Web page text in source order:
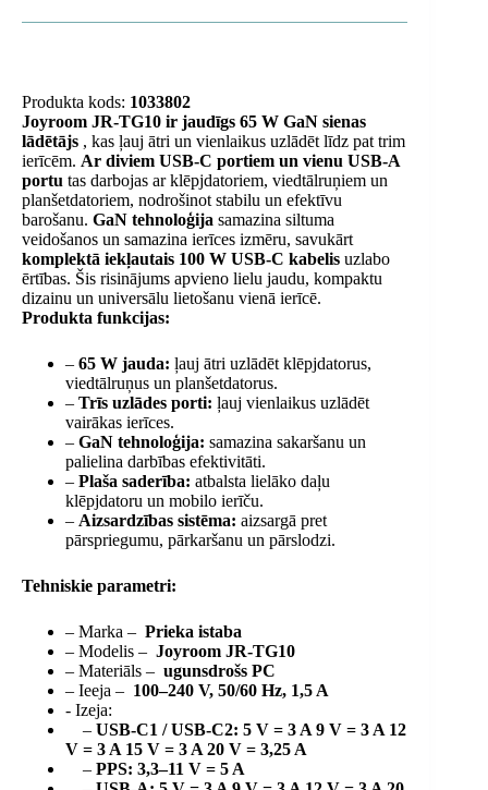
Produkta kods: 1033802
Joyroom JR-TG10 ir jaudīgs 65 W GaN sienas
lādētājs , kas ļauj ātri un vienlaikus uzlādēt līdz pat trim
ierīcēm. Ar diviem USB-C portiem un vienu USB-A
portu tas darbojas ar klēpjdatoriem, viedtālruņiem un
planšetdatoriem, nodrošinot stabilu un efektīvu
barošanu. GaN tehnoloģija samazina siltuma
veidošanos un samazina ierīces izmēru, savukārt
komplektā iekļautais 100 W USB-C kabelis uzlabo
ērtības. Šis risinājums apvieno lielu jaudu, kompaktu
dizainu un universālu lietošanu vienā ierīcē.
Produkta funkcijas:
– 65 W jauda: ļauj ātri uzlādēt klēpjdatorus,
viedtālruņus un planšetdatorus.
– Trīs uzlādes porti: ļauj vienlaikus uzlādēt
vairākas ierīces.
– GaN tehnoloģija: samazina sakaršanu un
palielina darbības efektivitāti.
– Plaša saderība: atbalsta lielāko daļu
klēpjdatoru un mobilo ierīču.
– Aizsardzības sistēma: aizsargā pret
pārspriegumu, pārkaršanu un pārslodzi.
Tehniskie parametri:
– Marka – Prieka istaba
– Modelis – Joyroom JR-TG10
– Materiāls – ugunsdrošs PC
– Ieeja – 100–240 V, 50/60 Hz, 1,5 A
- Izeja:
– USB-C1 / USB-C2: 5 V = 3 A 9 V = 3 A 12
V = 3 A 15 V = 3 A 20 V = 3,25 A
– PPS: 3,3–11 V = 5 A